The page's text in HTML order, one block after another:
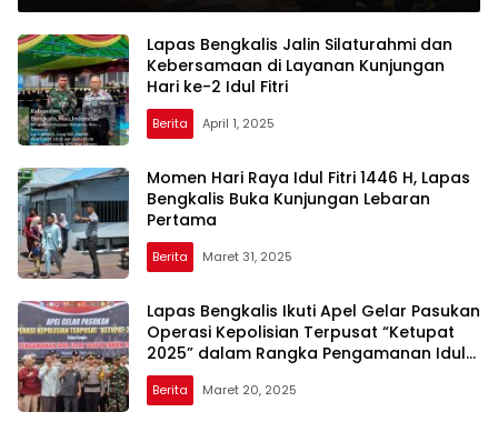
Lapas Bengkalis Jalin Silaturahmi dan
Kebersamaan di Layanan Kunjungan
Hari ke-2 Idul Fitri
Berita April 1, 2025
Momen Hari Raya Idul Fitri 1446 H, Lapas
Bengkalis Buka Kunjungan Lebaran
Pertama
Berita Maret 31, 2025
Lapas Bengkalis Ikuti Apel Gelar Pasukan
Operasi Kepolisian Terpusat “Ketupat
2025” dalam Rangka Pengamanan Idul
Fitri 1446 H
Berita Maret 20, 2025